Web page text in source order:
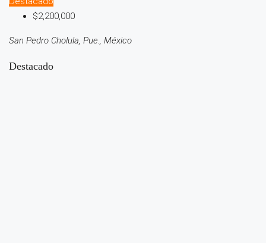
$2,200,000
San Pedro Cholula, Pue., México
Destacado